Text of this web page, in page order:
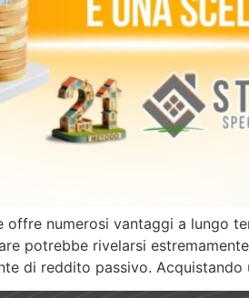
numerosi vantaggi a lungo
potrebbe rivelarsi
di reddito passivo.